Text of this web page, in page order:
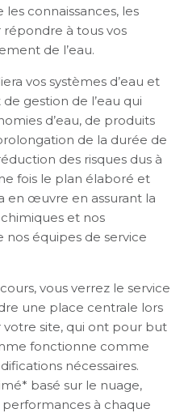
connaissances, les
à tous vos
de l’eau.
vos systèmes d’eau et
gestion de l’eau qui
d’eau, de produits
de la durée de
des risques dus à
fois le plan élaboré et
en œuvre en assurant la
et nos
nos équipes de service
vous verrez le service
une place centrale lors
votre site, qui ont pour but
fonctionne comme
nécessaires.
basé sur le nuage,
à chaque